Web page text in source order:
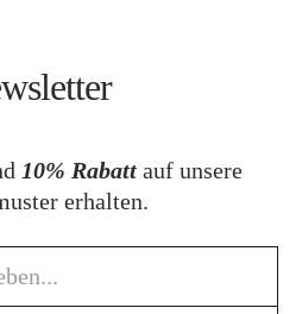
10% Rabatt auf unsere
erhalten.